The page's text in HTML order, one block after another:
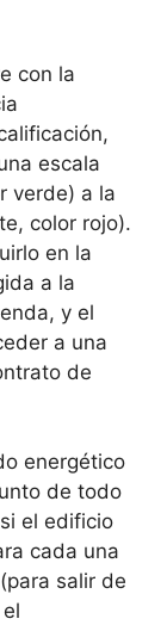
con la
escala
verde) a la
color rojo).
en la
a la
y el
a una
de
energético
de todo
el edificio
cada una
salir de